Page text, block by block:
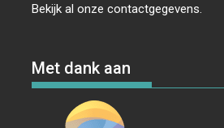
Bekijk al onzecontactgegevens
Met dank aan